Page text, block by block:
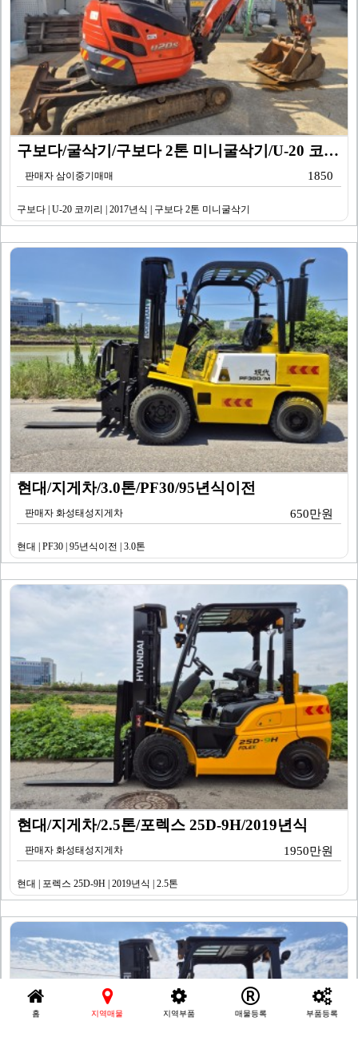
구보다/굴삭기/구보다 2톤 미니굴삭기/U-20 코끼리/…
판매자 삼이중기매매 1850
구보다 | U-20 코끼리 | 2017년식 | 구보다 2톤 미니굴삭기
현대/지게차/3.0톤/PF30/95년식이전
판매자 화성태성지게차 650만원
현대 | PF30 | 95년식이전 | 3.0톤
현대/지게차/2.5톤/포렉스 25D-9H/2019년식
판매자 화성태성지게차 1950만원
현대 | 포렉스 25D-9H | 2019년식 | 2.5톤
홈 지역매물 지역부품 매물등록 부품등록